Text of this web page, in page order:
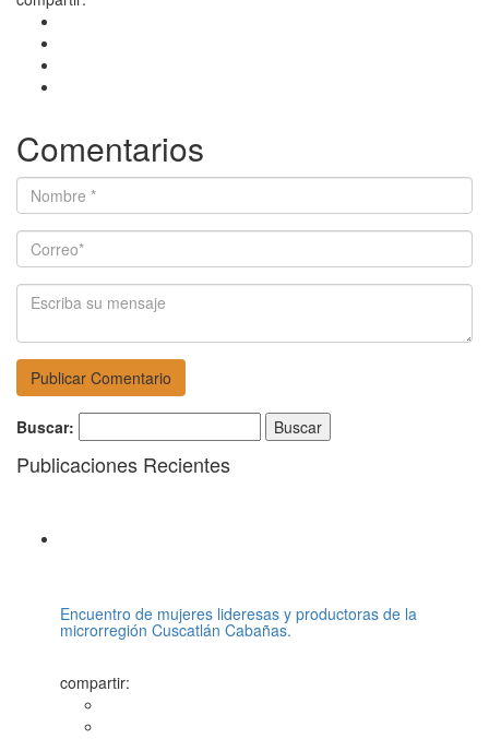
Comentarios
Buscar:
Publicaciones Recientes
Encuentro de mujeres lideresas y productoras de la
microrregión Cuscatlán Cabañas.
compartir: